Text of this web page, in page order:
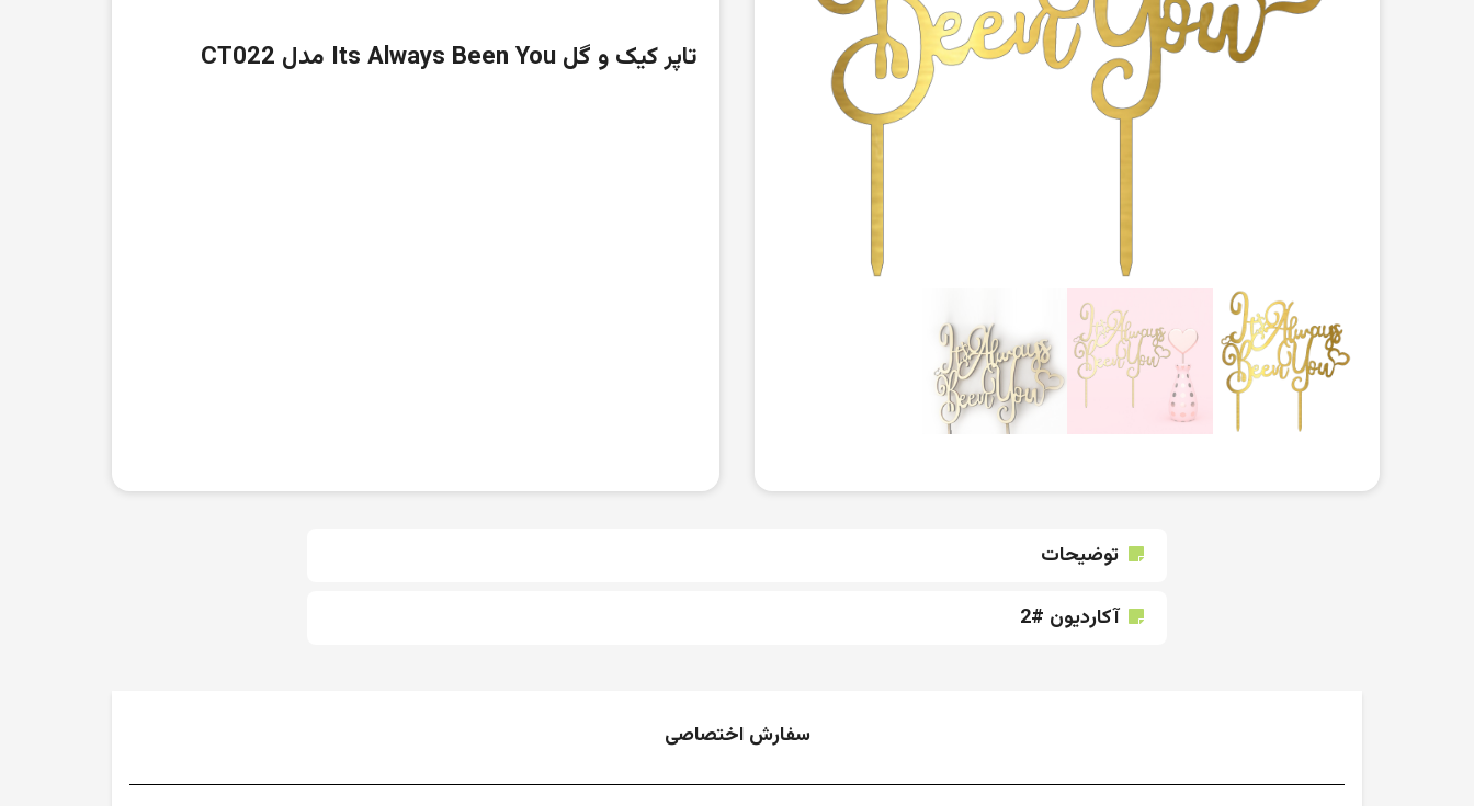
تاپر کیک و گل Its Always Been You مدل CT022
توضیحات
آکاردیون #2
سفارش اختصاصی